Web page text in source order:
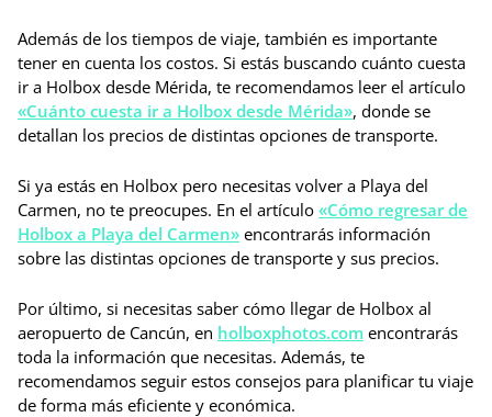
Además de los tiempos de viaje, también es importante
tener en cuenta los costos. Si estás buscando cuánto cuesta
ir a Holbox desde Mérida, te recomendamos leer el artículo
«Cuánto cuesta ir a Holbox desde Mérida», donde se
detallan los precios de distintas opciones de transporte.
Si ya estás en Holbox pero necesitas volver a Playa del
Carmen, no te preocupes. En el artículo «Cómo regresar de
Holbox a Playa del Carmen» encontrarás información
sobre las distintas opciones de transporte y sus precios.
Por último, si necesitas saber cómo llegar de Holbox al
aeropuerto de Cancún, en holboxphotos.com encontrarás
toda la información que necesitas. Además, te
recomendamos seguir estos consejos para planificar tu viaje
de forma más eficiente y económica.